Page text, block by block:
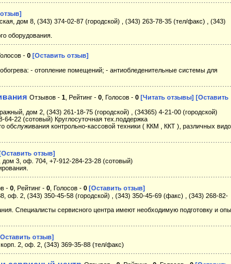
дом 8, (343) 374-02-87 (городской) , (343) 263-78-35 (тел/факс) , (343)
оборудования.
- 0 [Оставить отзыв]
- отопление помещений; - антиобледенительные системы для
Отзывов - 1 , Рейтинг - 0 , Голосов - 0 [Читать отзывы] [Оставить
дом 2, (343) 261-18-75 (городской) , (34365) 4-21-00 (городской)
22 (сотовый) Круглосуточная тех.поддержка
контрольно-кассовой техники ( ККМ , ККТ ), различных
отзыв]
дом 3, оф. 704, +7-912-284-23-28 (сотовый)
- 0 , Рейтинг - 0 , Голосов - 0 [Оставить отзыв]
оф. 2, (343) 350-45-58 (городской) , (343) 350-45-69 (факс) , (343) 268-82-
Специалисты сервисного центра имеют необходимую подготовку и
отзыв]
2, оф. 2, (343) 369-35-88 (тел/факс)